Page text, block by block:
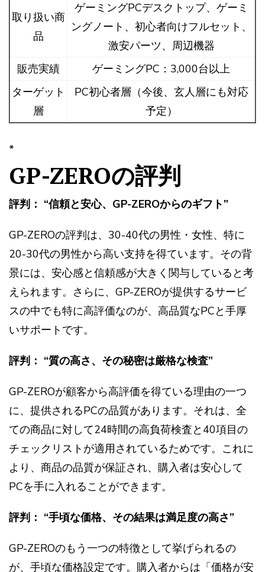
取り扱い商
品
ゲーミングPCデスクトップ、ゲーミ
ングノート、初心者向けフルセット、
激安パーツ、周辺機器
販売実績
ゲーミングPC：3,000台以上
ターゲット
層
PC初心者層（今後、玄人層にも対応
予定）
*
GP-ZEROの評判
評判： “信頼と安心、GP-ZEROからのギフト”
GP-ZEROの評判は、30-40代の男性・女性、特に
20-30代の男性から高い支持を得ています。その背
景には、安心感と信頼感が大きく関与していると考
えられます。さらに、GP-ZEROが提供するサービ
スの中でも特に高評価なのが、高品質なPCと手厚
いサポートです。
評判： “質の高さ、その秘密は厳格な検査”
GP-ZEROが顧客から高評価を得ている理由の一つ
に、提供されるPCの品質があります。それは、全
ての商品に対して24時間の高負荷検査と40項目の
チェックリストが適用されているためです。これに
より、商品の品質が保証され、購入者は安心して
PCを手に入れることができます。
評判： “手頃な価格、その結果は満足度の高さ”
GP-ZEROのもう一つの特徴として挙げられるの
が、手頃な価格設定です。購入者からは「価格が安